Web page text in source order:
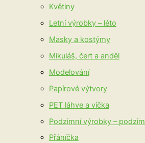
Květiny
Letní výrobky – léto
Masky a kostýmy
Mikuláš, čert a anděl
Modelování
Papírové výtvory
PET láhve a víčka
Podzimní výrobky – podzim
Přáníčka